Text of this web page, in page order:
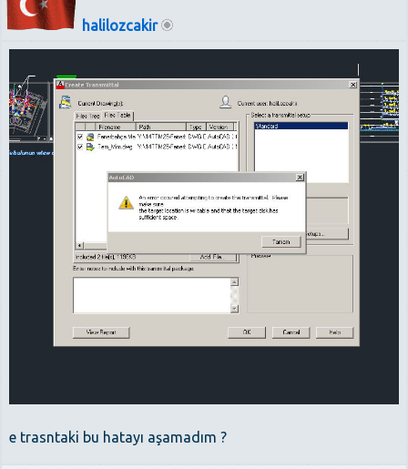
halilozcakir
e trasntaki bu hatayı aşamadım ?